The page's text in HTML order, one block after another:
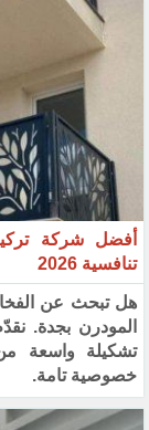
أفضل شركة
تنافسية 2026
هل تبحث عن
المودرن بجدة.
تشكيلة واسعة
خصوصية تامة.